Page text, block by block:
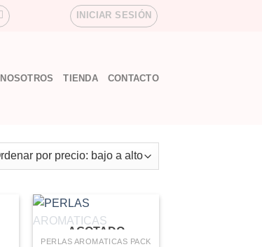
INICIAR SESIÓN
NOSOTROS TIENDA CONTACTO
AGOTADO
PERLAS AROMATICAS PACK